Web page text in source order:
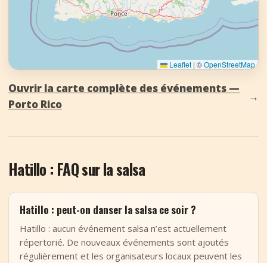
Leaflet | ©OpenStreetMap
Ouvrir la carte complète des événements —
Porto Rico
→
Hatillo : FAQ sur la salsa
Hatillo : peut-on danser la salsa ce soir ?
Hatillo : aucun événement salsa n’est actuellement
répertorié. De nouveaux événements sont ajoutés
régulièrement et les organisateurs locaux peuvent les